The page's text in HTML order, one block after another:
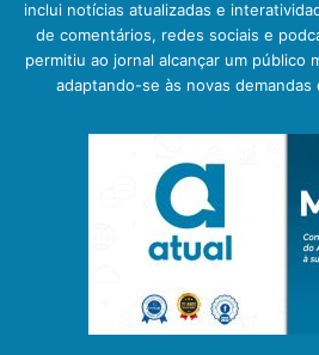
inclui notícias atualizadas e
de comentários, redes sociais e
permitiu ao jornal alcançar um público
adaptando-se às novas demandas